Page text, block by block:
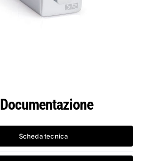
Documentazione
Scheda tecnica